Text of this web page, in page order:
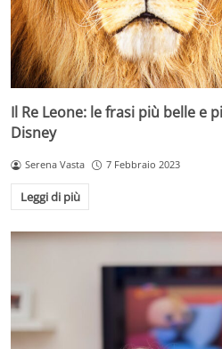
Il Re Leone: le frasi più belle e
Disney
Serena Vasta 7 Febbraio 2023
Leggi di più